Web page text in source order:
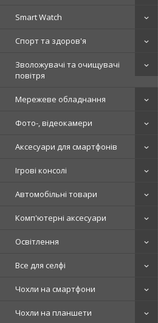
Smart Watch
Спорт та здоров'я
Зволожувачі та очищувачі
повітря
Мережеве обладнання
Фото-, відеокамери
Аксесуари для смартфонів
Ігрові консолі
Автомобільні товари
Комп'ютерні аксесуари
Освітлення
Все для селфі
Чохли на смартфони
Чохли на планшети